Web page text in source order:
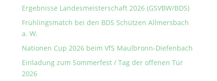
Ergebnisse Landesmeisterschaft 2026 (GSVBW/BDS)
Frühlingsmatch bei den BDS Schützen Allmersbach
a. W.
Nationen Cup 2026 beim VfS Maulbronn-Diefenbach
Einladung zum Sommerfest / Tag der offenen Tür
2026